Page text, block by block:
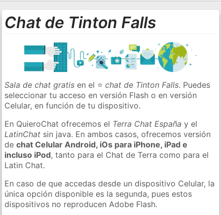
Chat de Tinton Falls
Sala de chat gratis en el ⭐chat de Tinton Falls. Puedes
seleccionar tu acceso en versión Flash o en versión
Celular, en función de tu dispositivo.
En QuieroChat ofrecemos el Terra Chat España y el
LatinChat sin java. En ambos casos, ofrecemos versión
dechat Celular Android, iOs para iPhone, iPad e
incluso iPod, tanto para el Chat de Terra como para el
Latin Chat.
En caso de que accedas desde un dispositivo Celular, la
única opción disponible es la segunda, pues estos
dispositivos no reproducen Adobe Flash.